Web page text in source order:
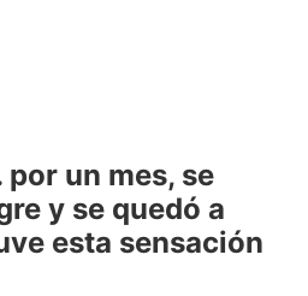
por un mes, se
y se quedó a
esta sensación